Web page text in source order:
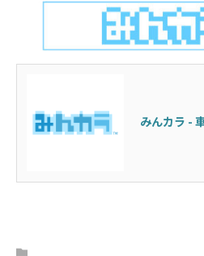
みんカラ -